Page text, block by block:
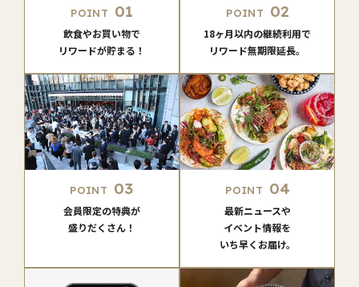
POINT 01
飲食やお買い物で
リワードが貯まる！
POINT 02
18ヶ月以内の継続利用で
リワード無期限延長。
POINT 03
会員限定の特典が
盛りだくさん！
POINT 04
最新ニュースや
イベント情報を
いち早くお届け。